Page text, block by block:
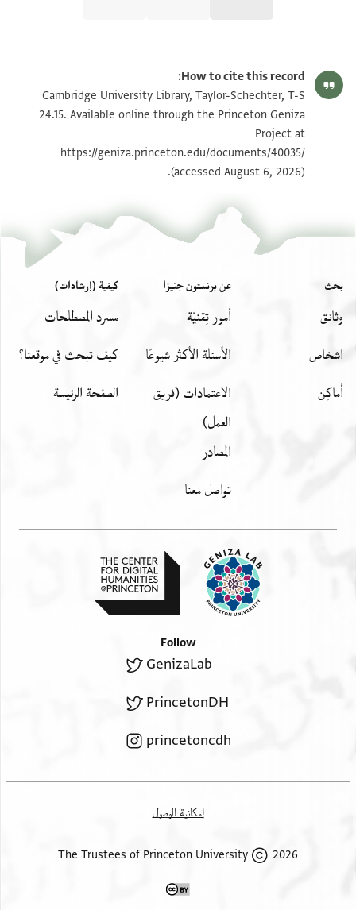
T-S 20.62 1v تكبير و تدوير
T-S 20.62 1r
T-S 24.15 1r
عرض : T-S 20.62
+
T-S 24.15
How to cite this record:
Cambridge University Library, Taylor-Schechter, T-S
24.15. Available online through the Princeton Geniza
Project at
https://geniza.princeton.edu/documents/40035/
(accessed August 6, 2026).
بحث
وثائق
اشخاص
أَماكِن
عن برنستون جنيزا
أمور تِقنيّة
الأسئلة الأكثر شيوعًا
الاعتمادات (فريق
العمل)
المصادر
تواصل معنا
كيفية (إرشادات)
مسرد المصطلحات
كيف تبحث في موقعنا؟
الصفحة الرئيسة
Follow
GenizaLab
PrincetonDH
princetoncdh
إمكانية الوصول
2026 The Trustees of Princeton University